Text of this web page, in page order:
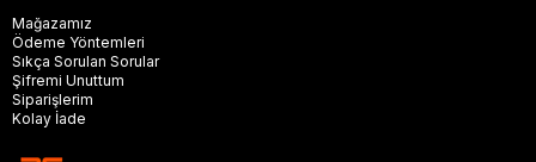
Mağazamız
Ödeme Yöntemleri
Sıkça Sorulan Sorular
Şifremi Unuttum
Siparişlerim
Kolay İade